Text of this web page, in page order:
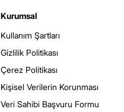
Kurumsal
Kullanım Şartları
Gizlilik Politikası
Çerez Politikası
Kişisel Verilerin Korunması
Veri Sahibi Başvuru Formu